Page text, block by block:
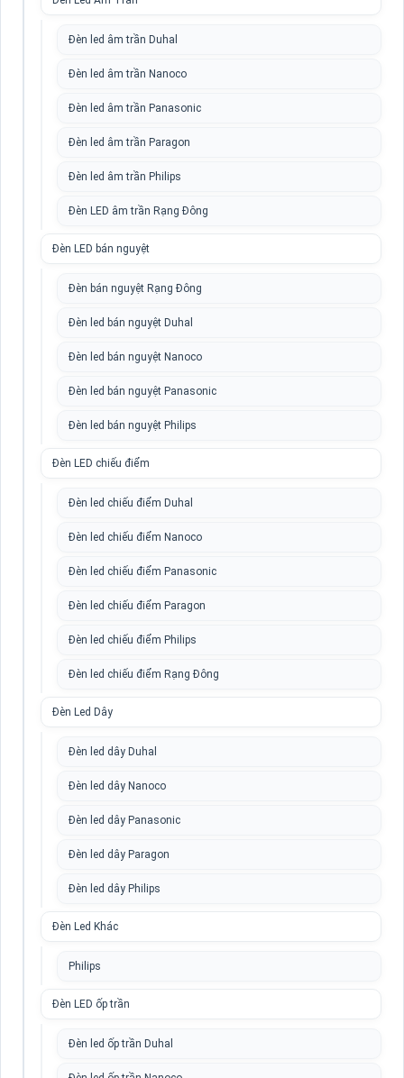
Đèn led âm trần Duhal
Đèn led âm trần Nanoco
Đèn led âm trần Panasonic
Đèn led âm trần Paragon
Đèn led âm trần Philips
Đèn LED âm trần Rạng Đông
Đèn LED bán nguyệt
Đèn bán nguyệt Rạng Đông
Đèn led bán nguyệt Duhal
Đèn led bán nguyệt Nanoco
Đèn led bán nguyệt Panasonic
Đèn led bán nguyệt Philips
Đèn LED chiếu điểm
Đèn led chiếu điểm Duhal
Đèn led chiếu điểm Nanoco
Đèn led chiếu điểm Panasonic
Đèn led chiếu điểm Paragon
Đèn led chiếu điểm Philips
Đèn led chiếu điểm Rạng Đông
Đèn Led Dây
Đèn led dây Duhal
Đèn led dây Nanoco
Đèn led dây Panasonic
Đèn led dây Paragon
Đèn led dây Philips
Đèn Led Khác
Philips
Đèn LED ốp trần
Đèn led ốp trần Duhal